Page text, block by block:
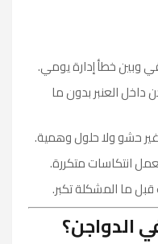
وبين خطأ إدارة يومي.
العنبر بدون ما
حشو ولا حلول وهمية.
انتكاسات متكررة.
ما المشكلة تكبر.